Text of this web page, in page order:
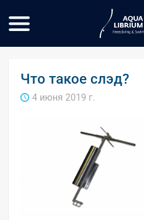
Что такое слэд?
4 июня 2019 г.